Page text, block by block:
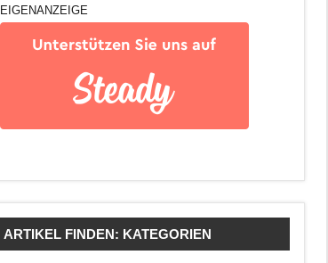
EIGENANZEIGE
ARTIKEL FINDEN: KATEGORIEN